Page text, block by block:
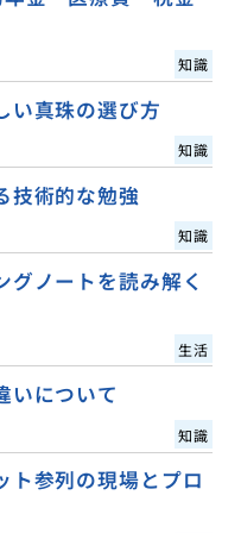
知識
い真珠の選び方
知識
技術的な勉強
知識
グノートを読み解く
生活
いについて
知識
ト参列の現場とプロ